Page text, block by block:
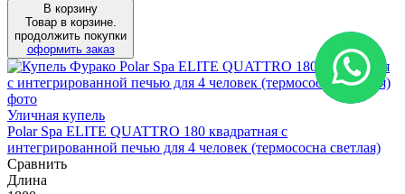
В корзину
Товар в корзине.
продолжить покупки
оформить заказ
Уличная купель
Polar Spa ELITE QUATTRO 180 квадратная с
интегрированной печью для 4 человек (термососна светлая)
Сравнить
Длина